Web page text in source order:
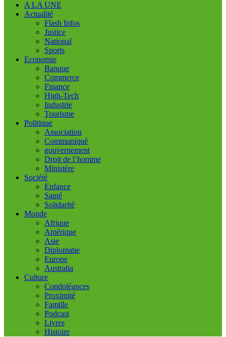
A LA UNE
Actualité
Flash Infos
Justice
National
Sports
Economie
Banque
Commerce
Finance
High-Tech
Industrie
Tourisme
Politique
Association
Communiqué
gouvernement
Droit de l’homme
Ministère
Société
Enfance
Santé
Solidarité
Monde
Afrique
Amérique
Asie
Diplomatie
Europe
Australia
Culture
Condoléances
Proximité
Famille
Podcast
Livres
Histoire